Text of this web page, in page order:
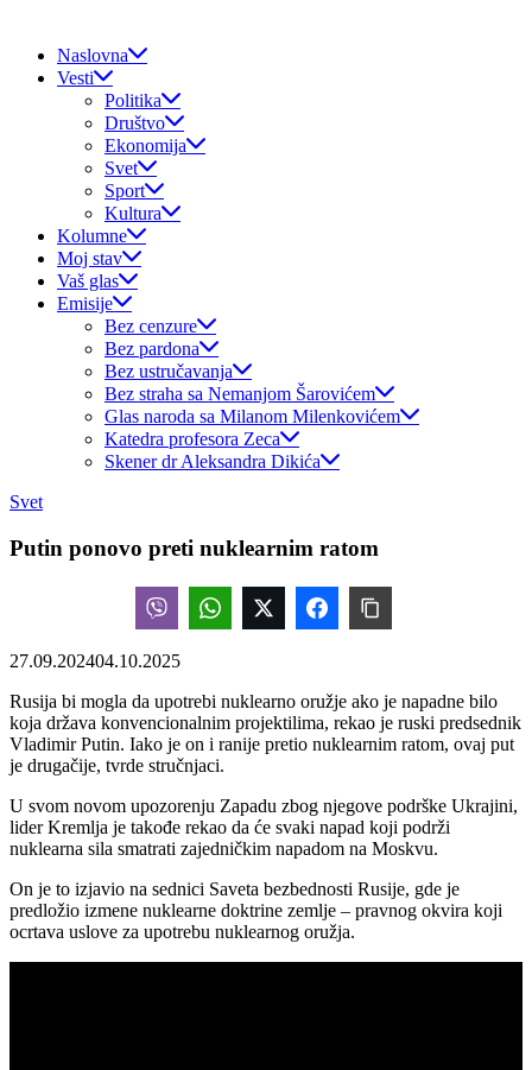
Naslovna
Vesti
Politika
Društvo
Ekonomija
Svet
Sport
Kultura
Kolumne
Moj stav
Vaš glas
Emisije
Bez cenzure
Bez pardona
Bez ustručavanja
Bez straha sa Nemanjom Šarovićem
Glas naroda sa Milanom Milenkovićem
Katedra profesora Zeca
Skener dr Aleksandra Dikića
Svet
Putin ponovo preti nuklearnim ratom
27.09.202404.10.2025
Rusija bi mogla da upotrebi nuklearno oružje ako je napadne bilo
koja država konvencionalnim projektilima, rekao je ruski predsednik
Vladimir Putin. Iako je on i ranije pretio nuklearnim ratom, ovaj put
je drugačije, tvrde stručnjaci.
U svom novom upozorenju Zapadu zbog njegove podrške Ukrajini,
lider Kremlja je takođe rekao da će svaki napad koji podrži
nuklearna sila smatrati zajedničkim napadom na Moskvu.
On je to izjavio na sednici Saveta bezbednosti Rusije, gde je
predložio izmene nuklearne doktrine zemlje – pravnog okvira koji
ocrtava uslove za upotrebu nuklearnog oružja.